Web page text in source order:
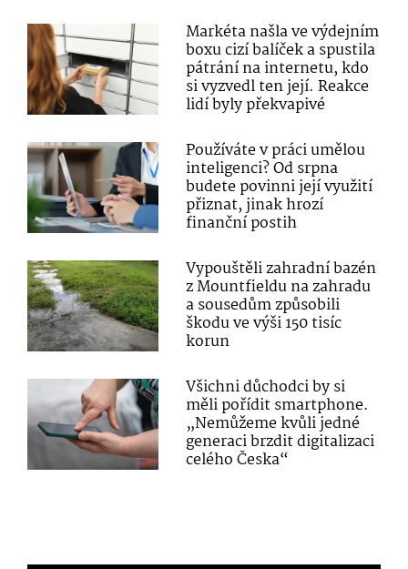
Markéta našla ve výdejním
boxu cizí balíček a spustila
pátrání na internetu, kdo
si vyzvedl ten její. Reakce
lidí byly překvapivé
Používáte v práci umělou
inteligenci? Od srpna
budete povinni její využití
přiznat, jinak hrozí
finanční postih
Vypouštěli zahradní bazén
z Mountfieldu na zahradu
a sousedům způsobili
škodu ve výši 150 tisíc
korun
Všichni důchodci by si
měli pořídit smartphone.
„Nemůžeme kvůli jedné
generaci brzdit digitalizaci
celého Česka“